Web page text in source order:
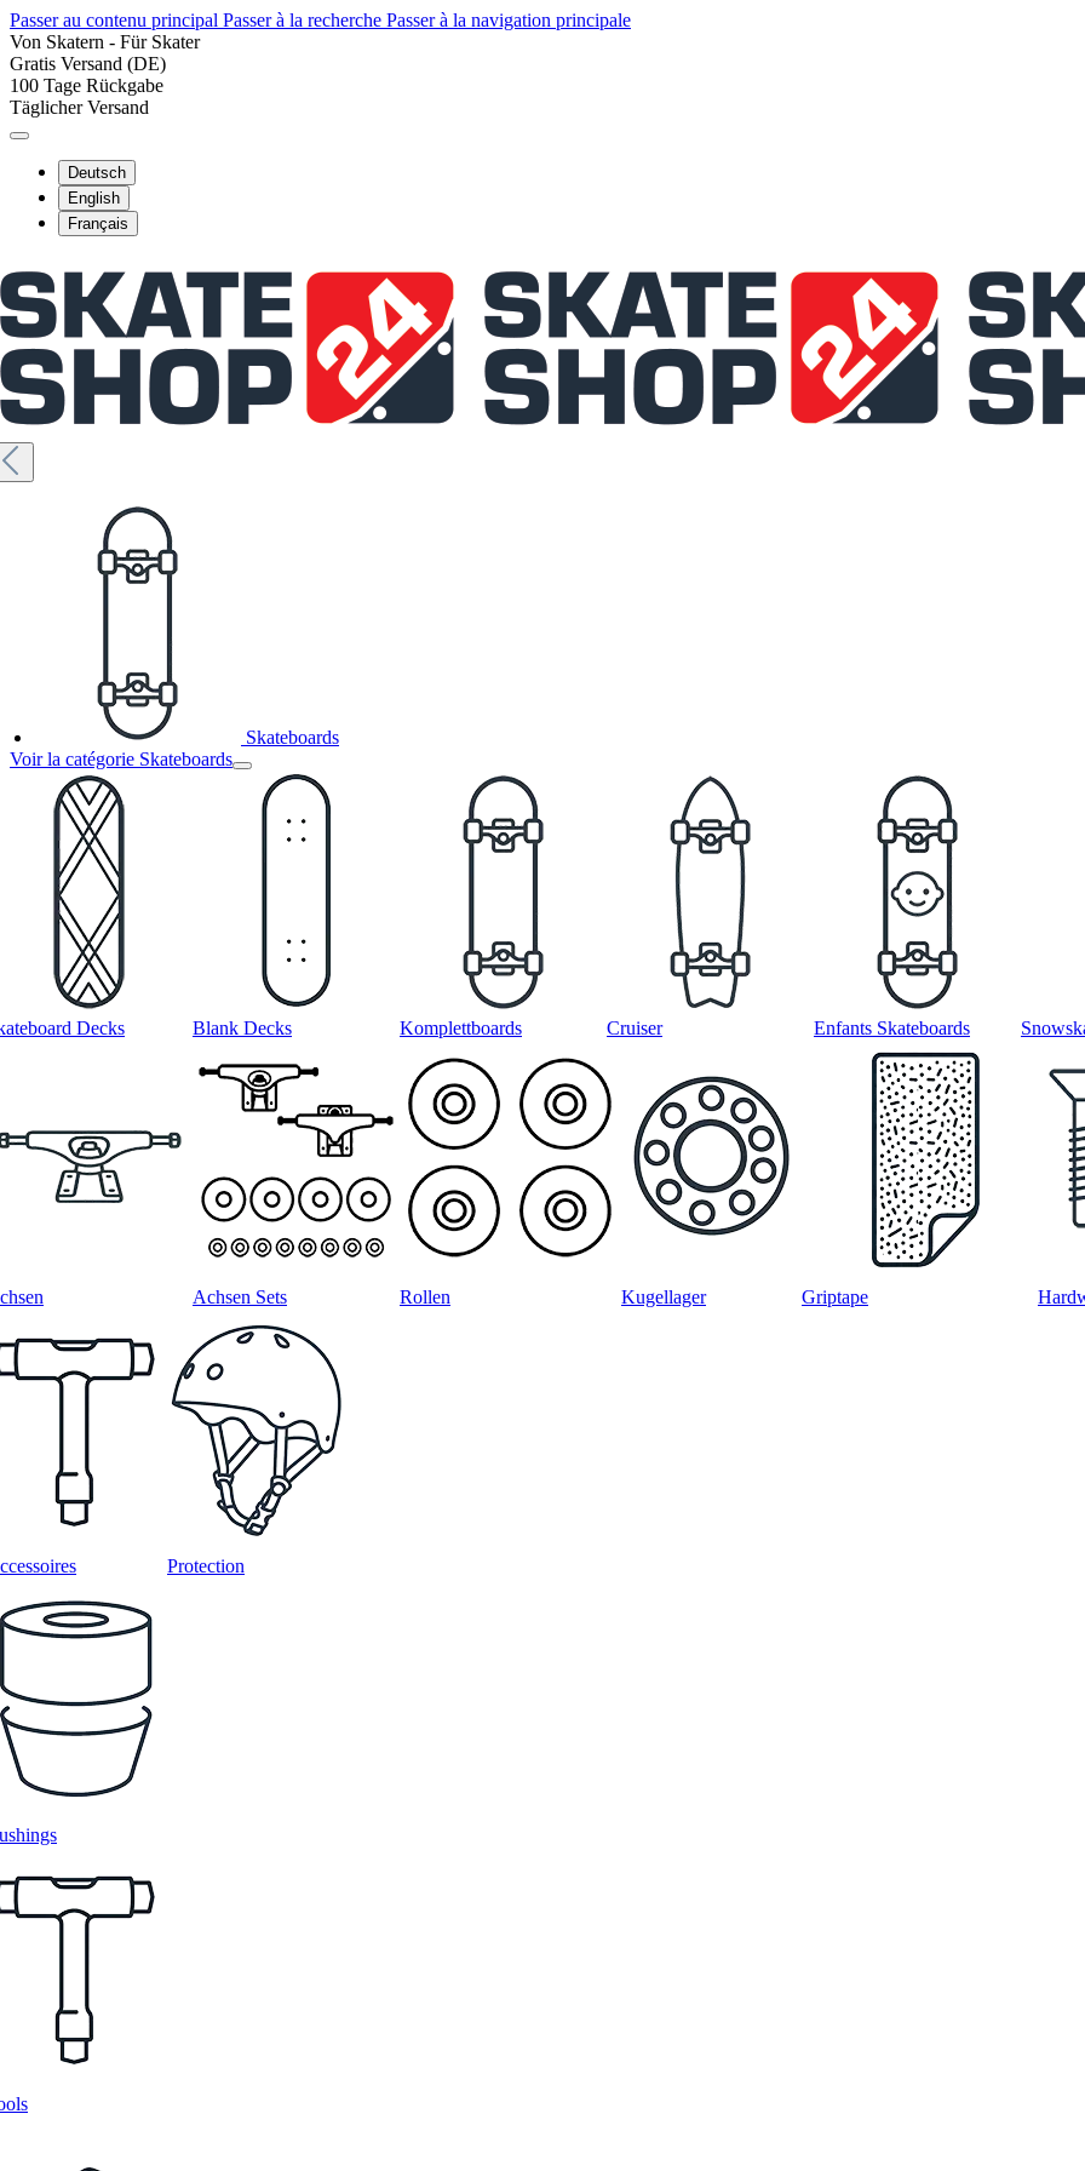
Passer au contenu principal Passer à la recherche Passer à la navigation principale
Von Skatern - Für Skater
Gratis Versand (DE)
100 Tage Rückgabe
Täglicher Versand
Deutsch
English
Français
Skateboards
Voir la catégorie Skateboards
Decks Blank Decks Komplettboards Cruiser Enfants Skateboards
Achsen Sets Rollen Kugellager Griptape
Protection